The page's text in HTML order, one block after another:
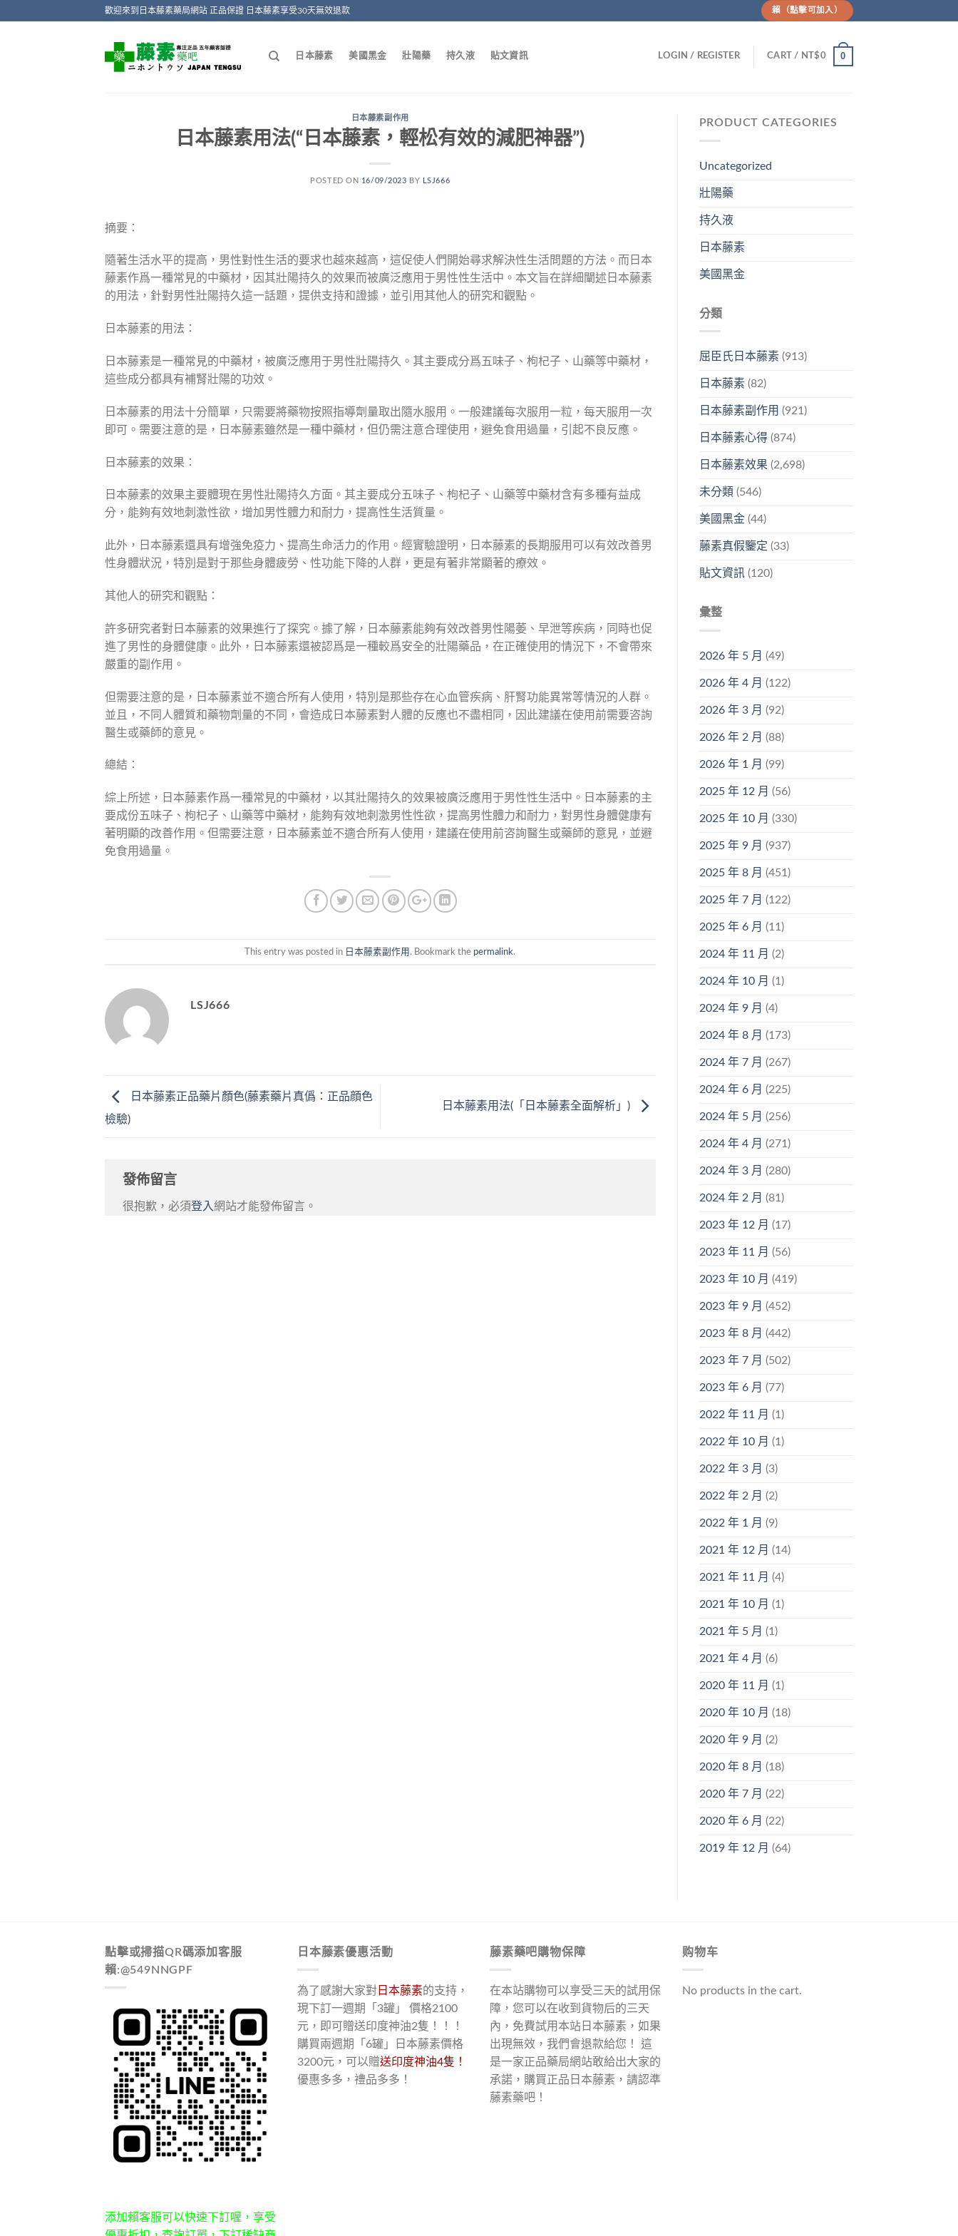
歡迎來到日本藤素藥局網站 正品保證 日本藤素享受30天無效退款 賴（點擊可加入）
日本藤素 美國黑金 壯陽藥 持久液 貼文資訊 LOGIN / REGISTER CART / NT$0 0
日本藤素副作用
日本藤素用法(“日本藤素，輕松有效的減肥神器”)
POSTED ON 16/09/2023 BY LSJ666
摘要：
隨著生活水平的提高，男性對性生活的要求也越來越高，這促使人們開始尋求解決性生活問題的方法。而日本
藤素作爲一種常見的中藥材，因其壯陽持久的效果而被廣泛應用于男性性生活中。本文旨在詳細闡述日本藤素
的用法，針對男性壯陽持久這一話題，提供支持和證據，並引用其他人的研究和觀點。
日本藤素的用法：
日本藤素是一種常見的中藥材，被廣泛應用于男性壯陽持久。其主要成分爲五味子、枸杞子、山藥等中藥材，
這些成分都具有補腎壯陽的功效。
日本藤素的用法十分簡單，只需要將藥物按照指導劑量取出隨水服用。一般建議每次服用一粒，每天服用一次
即可。需要注意的是，日本藤素雖然是一種中藥材，但仍需注意合理使用，避免食用過量，引起不良反應。
日本藤素的效果：
日本藤素的效果主要體現在男性壯陽持久方面。其主要成分五味子、枸杞子、山藥等中藥材含有多種有益成
分，能夠有效地刺激性欲，增加男性體力和耐力，提高性生活質量。
此外，日本藤素還具有增強免疫力、提高生命活力的作用。經實驗證明，日本藤素的長期服用可以有效改善男
性身體狀況，特別是對于那些身體疲勞、性功能下降的人群，更是有著非常顯著的療效。
其他人的研究和觀點：
許多研究者對日本藤素的效果進行了探究。據了解，日本藤素能夠有效改善男性陽萎、早泄等疾病，同時也促
進了男性的身體健康。此外，日本藤素還被認爲是一種較爲安全的壯陽藥品，在正確使用的情況下，不會帶來
嚴重的副作用。
但需要注意的是，日本藤素並不適合所有人使用，特別是那些存在心血管疾病、肝腎功能異常等情況的人群。
並且，不同人體質和藥物劑量的不同，會造成日本藤素對人體的反應也不盡相同，因此建議在使用前需要咨詢
醫生或藥師的意見。
總結：
綜上所述，日本藤素作爲一種常見的中藥材，以其壯陽持久的效果被廣泛應用于男性性生活中。日本藤素的主
要成份五味子、枸杞子、山藥等中藥材，能夠有效地刺激男性性欲，提高男性體力和耐力，對男性身體健康有
著明顯的改善作用。但需要注意，日本藤素並不適合所有人使用，建議在使用前咨詢醫生或藥師的意見，並避
免食用過量。
This entry was posted in 日本藤素副作用 . Bookmark the permalink.
LSJ666
日本藤素正品藥片顏色(藤素藥片真僞：正品顔色
檢驗)
日本藤素用法(「日本藤素全面解析」)
發佈留言
很抱歉，必須登入網站才能發佈留言。
PRODUCT CATEGORIES
Uncategorized
壯陽藥
持久液
日本藤素
美國黑金
分類
屈臣氏日本藤素(913)
日本藤素(82)
日本藤素副作用 (921)
日本藤素心得(874)
日本藤素效果 (2,698)
未分類 (546)
美國黑金(44)
藤素真假鑒定 (33)
貼文資訊(120)
彙整
2026 年 5 月 (49)
2026 年 4 月 (122)
2026 年 3 月 (92)
2026 年 2 月 (88)
2026 年 1 月 (99)
2025 年 12 月 (56)
2025 年 10 月 (330)
2025 年 9 月 (937)
2025 年 8 月 (451)
2025 年 7 月 (122)
2025 年 6 月 (11)
2024 年 11 月 (2)
2024 年 10 月 (1)
2024 年 9 月 (4)
2024 年 8 月 (173)
2024 年 7 月 (267)
2024 年 6 月 (225)
2024 年 5 月 (256)
2024 年 4 月 (271)
2024 年 3 月 (280)
2024 年 2 月 (81)
2023 年 12 月 (17)
2023 年 11 月 (56)
2023 年 10 月 (419)
2023 年 9 月 (452)
2023 年 8 月 (442)
2023 年 7 月 (502)
2023 年 6 月 (77)
2022 年 11 月 (1)
2022 年 10 月 (1)
2022 年 3 月 (3)
2022 年 2 月 (2)
2022 年 1 月 (9)
2021 年 12 月 (14)
2021 年 11 月 (4)
2021 年 10 月 (1)
2021 年 5 月 (1)
2021 年 4 月 (6)
2020 年 11 月 (1)
2020 年 10 月 (18)
2020 年 9 月 (2)
2020 年 8 月 (18)
2020 年 7 月 (22)
2020 年 6 月 (22)
2019 年 12 月 (64)
點擊或掃描QR碼添加客服
賴:@549NNGPF
添加賴客服可以快速下訂喔，享受
日本藤素優惠活動
為了感謝大家對 日本藤素的支持，
現下訂一週期「3罐」 價格2100
元，即可贈送印度神油2隻！！！
購買兩週期「6罐」日本藤素價格
3200元，可以贈送印度神油4隻！
優惠多多，禮品多多！
藤素藥吧購物保障
在本站購物可以享受三天的試用保
障，您可以在收到貨物后的三天
內，免費試用本站日本藤素，如果
出現無效，我們會退款給您！ 這
是一家正品藥局網站敢給出大家的
承諾，購買正品日本藤素，請認準
藤素藥吧！
购物车
No products in the cart.